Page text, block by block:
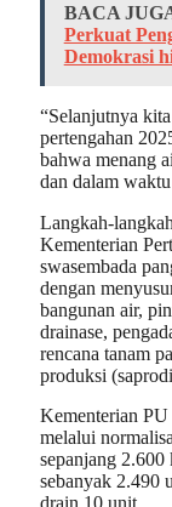
BACA
Perkuat
Demokrasi
“Selanjutnya
pertengahan
bahwa menang
dan dalam
Langkah-
Kementerian
swasembada
dengan
bangunan air,
drainase,
rencana tanam
produksi
Kementerian
melalui
sepanjang
sebanyak 2.490